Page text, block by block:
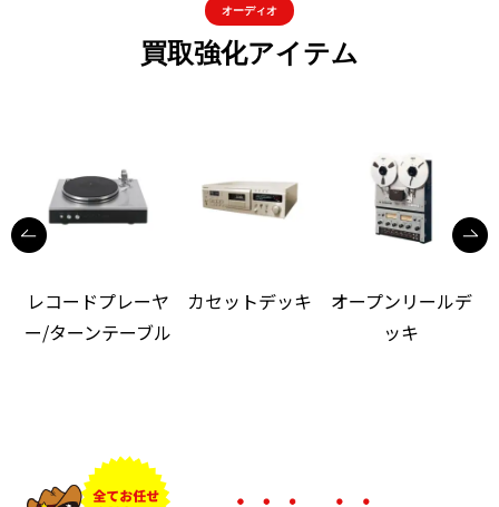
オーディオ
買取強化アイテム
レコードプレーヤ
ー/ターンテーブル
カセットデッキ
オープンリールデ
ッキ